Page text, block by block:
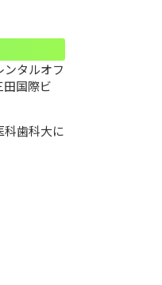
タルオフ
田国際ビ
科歯科大に